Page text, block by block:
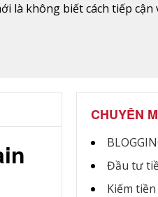
là không biết cách tiếp cận
CHUYÊN
Đầu tư
Kiếm